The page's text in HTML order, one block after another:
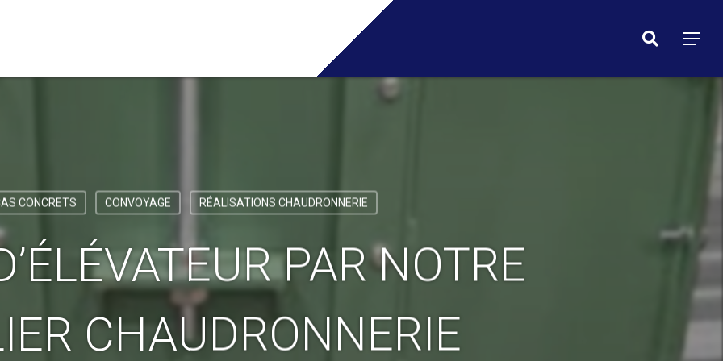
Menu
search
CONCRETS CONVOYAGE RÉALISATIONS CHAUDRONNERIE
PAR NOTRE
CHAUDRONNERIE